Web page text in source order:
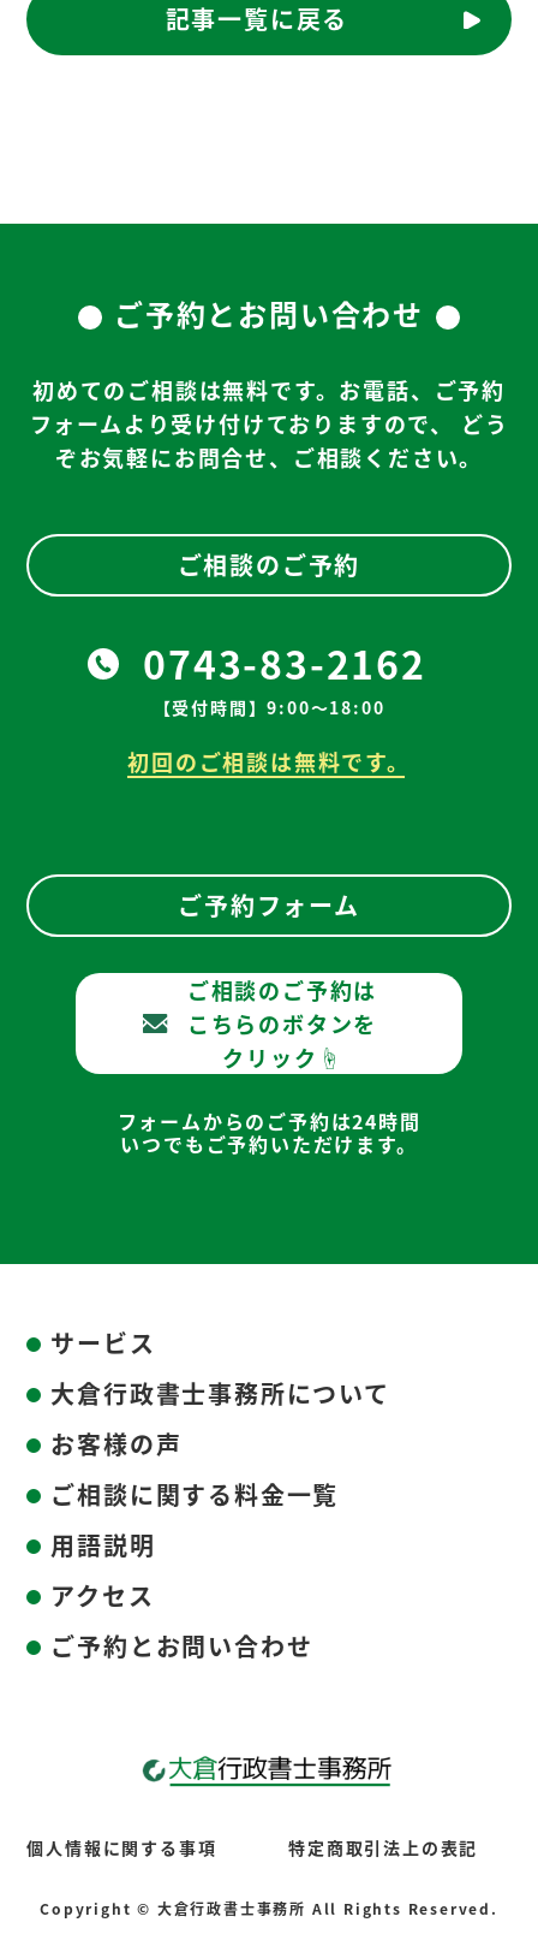
記事一覧に戻る
ご予約とお問い合わせ
初めてのご相談は無料です。お電話、ご予約
フォームより受け付けておりますので、
どう
ぞお気軽にお問合せ、ご相談ください。
ご相談のご予約
0743-83-2162
【受付時間】9:00～18:00
初回のご相談は無料です。
ご予約フォーム
ご相談のご予約は
こちらのボタンを
クリック☝
フォームからのご予約は24時間
いつでもご予約いただけます。
サービス
大倉行政書士事務所について
お客様の声
ご相談に関する料金一覧
用語説明
アクセス
ご予約とお問い合わせ
個人情報に関する事項 特定商取引法上の表記
Copyright © 大倉行政書士事務所 All Rights Reserved.